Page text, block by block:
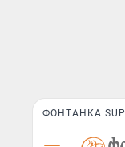
ФОНТАНКА SUP